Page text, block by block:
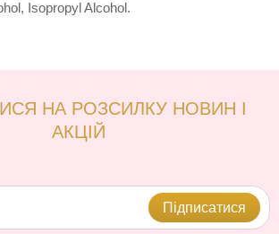
Isopropyl Alcohol.
НА РОЗСИЛКУ НОВИН І
АКЦІЙ
Підписатися